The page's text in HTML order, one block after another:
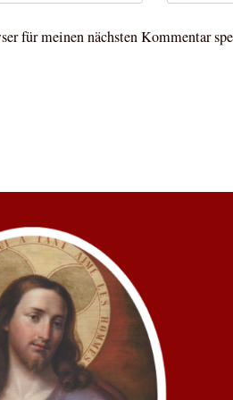
für meinen nächsten Kommentar